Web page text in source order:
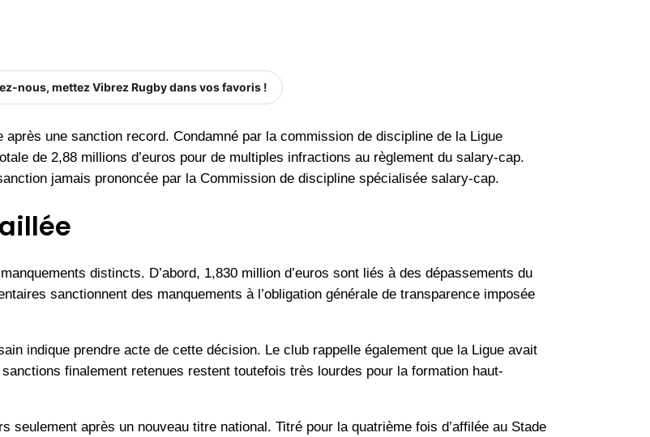
nous, mettez Vibrez Rugby dans vos favoris !
une sanction record. Condamné par la commission de discipline de la Ligue
de 2,88 millions d’euros pour de multiples infractions au règlement du salary-cap.
jamais prononcée par la Commission de discipline spécialisée salary-cap.
distincts. D’abord, 1,830 million d’euros sont liés à des dépassements du
sanctionnent des manquements à l’obligation générale de transparence imposée
indique prendre acte de cette décision. Le club rappelle également que la Ligue avait
finalement retenues restent toutefois très lourdes pour la formation haut-
seulement après un nouveau titre national. Titré pour la quatrième fois d’affilée au Stade